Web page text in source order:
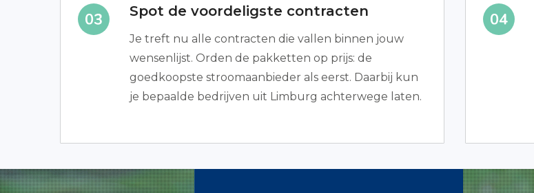
Spot de voordeligste contracten
Je treft nu alle contracten die vallen binnen jouw
wensenlijst. Orden de pakketten op prijs: de
goedkoopste stroomaanbieder als eerst. Daarbij kun
je bepaalde bedrijven uit Limburg achterwege laten.